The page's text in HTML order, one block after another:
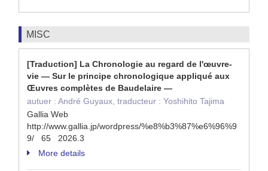
MISC
[Traduction] La Chronologie au regard de l'œuvre-
vie ― Sur le principe chronologique appliqué aux
Œuvres complètes de Baudelaire ―
autuer : André Guyaux, traducteur : Yoshihito Tajima
Gallia Web
http://www.gallia.jp/wordpress/%e8%b3%87%e6%96%9
9/ 65 2026.3
More details